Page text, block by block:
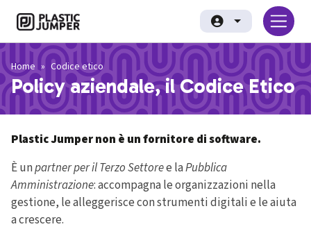
Plastic Jumper srl
Home Codice etico
Policy aziendale, il Codice Etico
Plastic Jumper non è un fornitore di software.
È unpartner per il Terzo Settoree laPubblica
Amministrazione: accompagna le organizzazioni nella
gestione, le alleggerisce con strumenti digitali e le aiuta
a crescere.